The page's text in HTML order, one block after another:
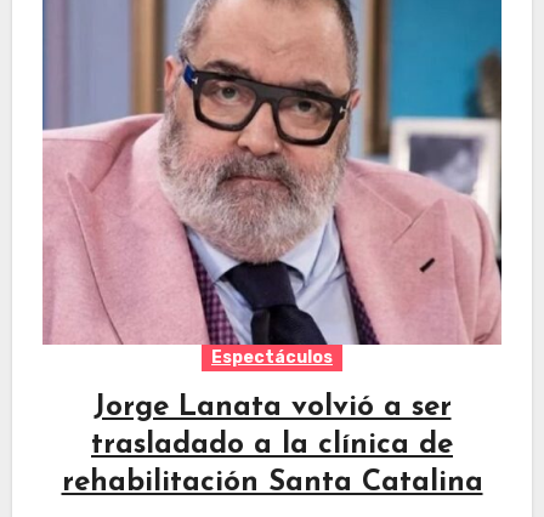
Espectáculos
Jorge Lanata volvió a ser
trasladado a la clínica de
rehabilitación Santa Catalina